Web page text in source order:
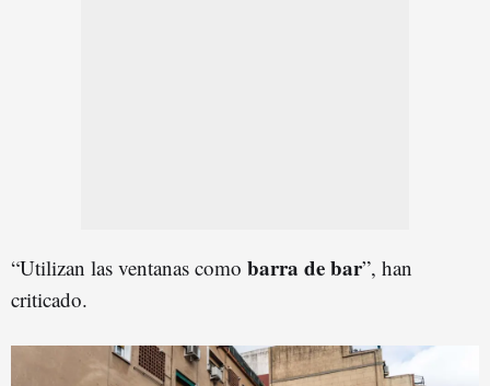
“Utilizan las ventanas como barra de bar”, han
criticado.